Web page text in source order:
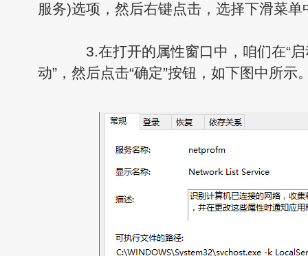
服务)选项，然后右键点击，选择下滑菜单
3.在打开的属性窗口中，咱们在“启
动”，然后点击“确定”按钮，如下图中所示